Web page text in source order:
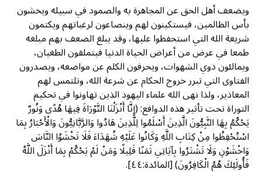
ويضعف أهل الحق عن المجاهرة به والصمود في سبيله ويخشون
بأس الظالمين، فيستكينون لهم وينصاعون لرغباتهم ويكتمون
شريعة الله التي استحفظوا عليها، وقد يبلغ الضعف بهم مبلغه
طمعا في عرض من أعراض الحياة الدنيا فيتملقون الطغيان،
ويمالئون ذوي الشهوات، ويحرفون الكلم عن مواضعه، ويصدرون
الفتاوى التي تبرر خروج الحكام عن شرعة الله، وتلتمس لهم
المعاذير، ولذا نهى الله علماء اليهود الذين تهاونوا في تحكيم
التوراة تحت تأثير هذه الدوافع: (إِنَّا أَنْزَلْنَا التَّوْرَاةَ فِيهَا هُدًى وَنُورٌ
يَحْكُمُ بِهَا النَّبِيُّونَ الَّذِينَ أَسْلَمُوا لِلَّذِينَ هَادُوا وَالرَّبَّانِيُّونَ وَالْأَحْبَارُ بِمَا
اسْتُحْفِظُوا مِنْ كِتَابِ اللَّهِ وَكَانُوا عَلَيْهِ شُهَدَاءَ فَلَا تَخْشَوُا النَّاسَ
وَاخْشَوْنِ وَلَا تَشْتَرُوا بِآيَاتِي ثَمَنًا قَلِيلًا وَمَنْ لَمْ يَحْكُمْ بِمَا أَنْزَلَ اللَّهُ
فَأُولَئِكَ هُمُ الْكَافِرُونَ) [المائدة:٤٤].